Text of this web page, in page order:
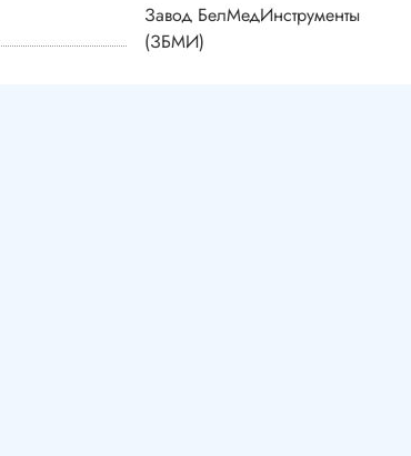
Завод БелМедИнструменты
(ЗБМИ)